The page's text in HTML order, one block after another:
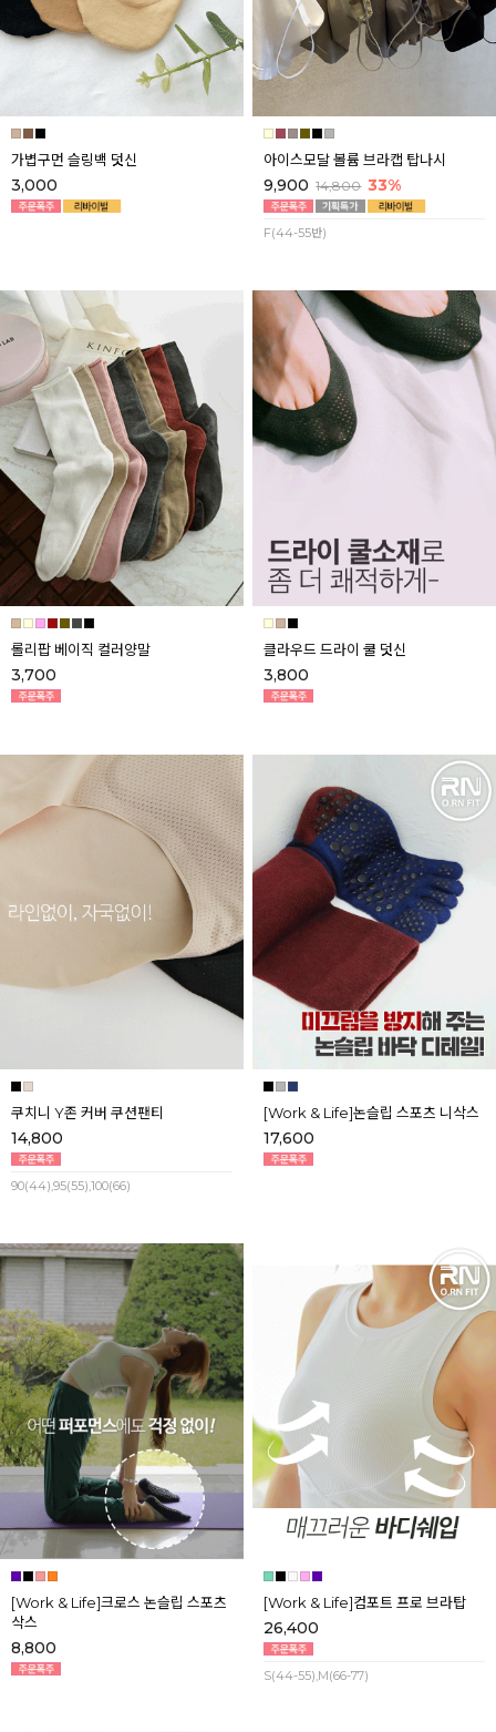
가볍구먼 슬링백 덧신
3,000
아이스모달 볼륨 브라캡 탑나시
9,900 14,800 33%
F(44-55반)
롤리팝 베이직 컬러양말
3,700
클라우드 드라이 쿨 덧신
3,800
쿠치니 Y존 커버 쿠션팬티
14,800
90(44),95(55),100(66)
[Work & Life]논슬립 스포츠 니삭스
17,600
[Work & Life]크로스 논슬립 스포츠
삭스
8,800
[Work & Life]컴포트 프로 브라탑
26,400
S(44-55),M(66-77)